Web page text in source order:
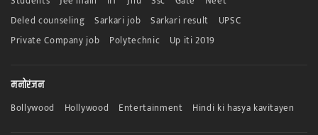
Deled counseling
Sarkari job Sarkari result
UPSC
Private Company job
Polytechnic Up iti 2019
मनोरंजन
Bollywood Hollywood Entertainment Hindi ki hasya kavitayen